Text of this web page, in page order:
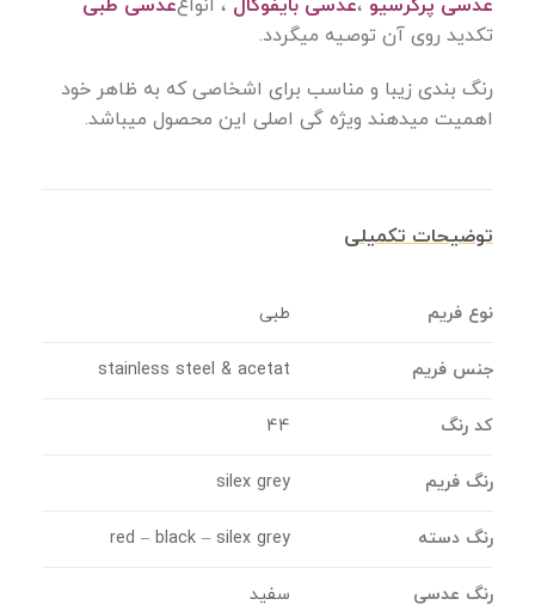
عدسی پرگرسیو ،عدسی بایفوکال ، انواععدسی طبی
تکدید روی آن توصیه میگردد.
رنگ بندی زیبا و مناسب برای اشخاصی که به ظاهر خود
اهمیت میدهند ویژه گی اصلی این محصول میباشد.
توضیحات تکمیلی
نوع فریم طبی
جنس فریم stainless steel & acetat
کد رنگ 44
رنگ فریم silex grey
رنگ دسته red – black – silex grey
رنگ عدسی سفید